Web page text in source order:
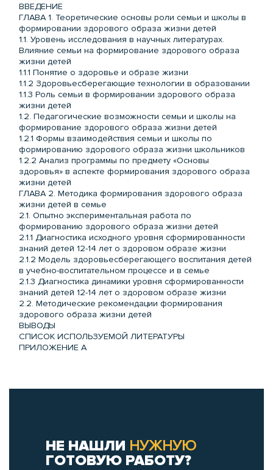
ВВЕДЕНИЕ
ГЛАВА 1. Теоретические основы роли семьи и школы в
формировании здорового образа жизни детей
1.1. Уровень исследования в научных литературах.
Влияние семьи на формирование здорового образа
жизни детей
1.1.1 Понятие о здоровье и образе жизни
1.1.2 Здоровьесберегающие технологии в образовании
1.1.3 Роль семьи в формировании здорового образа
жизни детей
1.2. Педагогические возможности семьи и школы на
формирование здорового образа жизни детей
1.2.1 Формы взаимодействия семьи и школы по
формированию здорового образа жизни школьников
1.2.2 Анализ программы по предмету «Основы
здоровья» в аспекте формирования здорового образа
жизни детей
ГЛАВА 2. Методика формирования здорового образа
жизни детей в семье
2.1. Опытно экспериментальная работа по
формированию здорового образа жизни детей
2.1.1 Диагностика исходного уровня сформированности
знаний детей 12-14 лет о здоровом образе жизни
2.1.2 Модель здоровьесберегающего воспитания детей
в учебно-воспитательном процессе и в семье
2.1.3 Диагностика динамики уровня сформированности
знаний детей 12-14 лет о здоровом образе жизни
2.2. Методические рекомендации формирования
здорового образа жизни детей
ВЫВОДЫ
СПИСОК ИСПОЛЬЗУЕМОЙ ЛИТЕРАТУРЫ
ПРИЛОЖЕНИЕ А
НЕ НАШЛИ НУЖНУЮ
ГОТОВУЮ РАБОТУ?